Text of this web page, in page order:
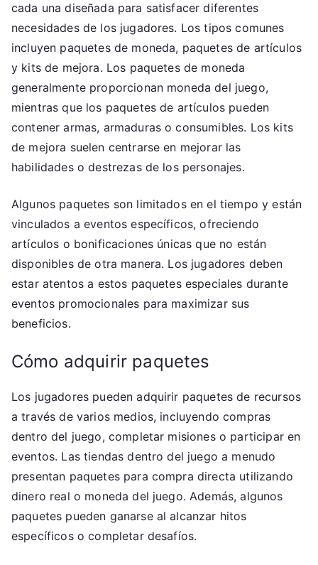
cada una diseñada para satisfacer diferentes
necesidades de los jugadores. Los tipos comunes
incluyen paquetes de moneda, paquetes de artículos
y kits de mejora. Los paquetes de moneda
generalmente proporcionan moneda del juego,
mientras que los paquetes de artículos pueden
contener armas, armaduras o consumibles. Los kits
de mejora suelen centrarse en mejorar las
habilidades o destrezas de los personajes.
Algunos paquetes son limitados en el tiempo y están
vinculados a eventos específicos, ofreciendo
artículos o bonificaciones únicas que no están
disponibles de otra manera. Los jugadores deben
estar atentos a estos paquetes especiales durante
eventos promocionales para maximizar sus
beneficios.
Cómo adquirir paquetes
Los jugadores pueden adquirir paquetes de recursos
a través de varios medios, incluyendo compras
dentro del juego, completar misiones o participar en
eventos. Las tiendas dentro del juego a menudo
presentan paquetes para compra directa utilizando
dinero real o moneda del juego. Además, algunos
paquetes pueden ganarse al alcanzar hitos
específicos o completar desafíos.